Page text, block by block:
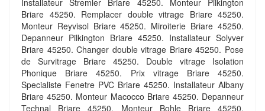
Installateur Stremler Briare 45250. Monteur Pilkington
Briare 45250. Remplacer double vitrage Briare 45250.
Monteur Reyvisol Briare 45250. Miroiterie Briare 45250.
Depanneur Pilkington Briare 45250. Installateur Solyver
Briare 45250. Changer double vitrage Briare 45250. Pose
de Survitrage Briare 45250. Double vitrage Isolation
Phonique Briare 45250. Prix vitrage Briare 45250.
Specialiste Fenetre PVC Briare 45250. Installateur Albany
Briare 45250. Monteur Macocco Briare 45250. Depanneur
Technal Briare 45250. Monteur Bohle Briare 45250.